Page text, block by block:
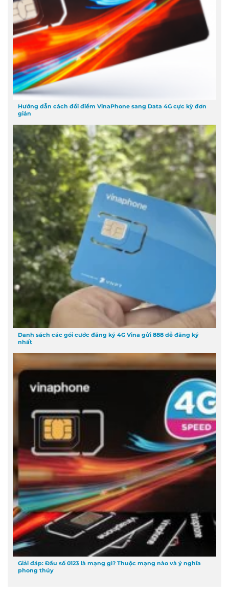
Hướng dẫn cách đổi điểm VinaPhone sang Data 4G cực kỳ đơn
giản
Danh sách các gói cước đăng ký 4G Vina gửi 888 dễ đăng ký
nhất
Giải đáp: Đầu số 0123 là mạng gì? Thuộc mạng nào và ý nghĩa
phong thủy